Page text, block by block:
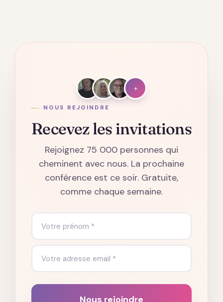
+
NOUS REJOINDRE
Recevez les invitations
Rejoignez 75 000 personnes qui
cheminent avec nous. La prochaine
conférence est ce soir. Gratuite,
comme chaque semaine.
Nous rejoindre